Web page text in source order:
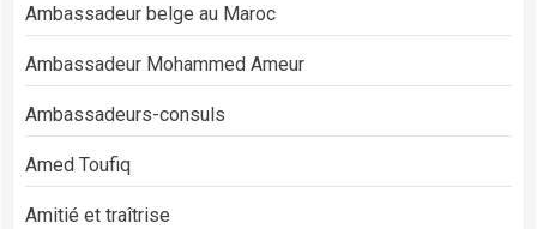
Ambassadeur belge au Maroc
Ambassadeur Mohammed Ameur
Ambassadeurs-consuls
Amed Toufiq
Amitié et traîtrise